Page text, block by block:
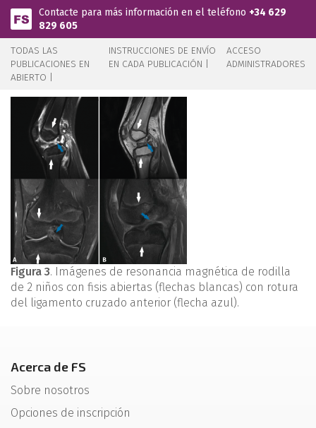
Pasar al contenido principal
Contacte para más información en el teléfono +34 629
829 605
TODAS LAS
PUBLICACIONES EN
ABIERTO |
INSTRUCCIONES DE ENVÍO
EN CADA PUBLICACIÓN |
ACCESO
ADMINISTRADORES
Figura 3. Imágenes de resonancia magnética de rodilla
de 2 niños con fisis abiertas (flechas blancas) con rotura
del ligamento cruzado anterior (flecha azul).
Acerca de FS
Sobre nosotros
Opciones de inscripción